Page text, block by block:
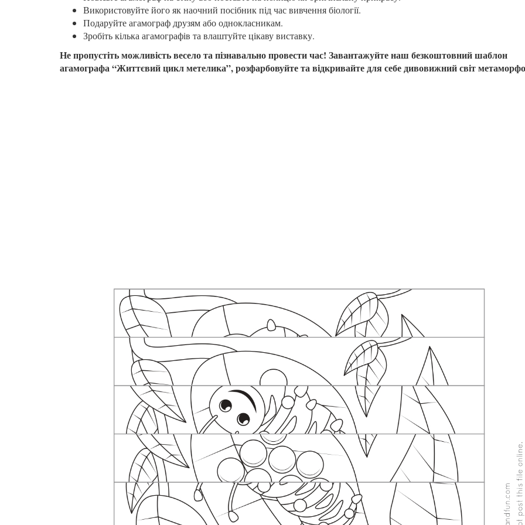
Використовуйте його як наочний посібник під час вивчення біології.
Подаруйте агамограф друзям або однокласникам.
Зробіть кілька агамографів та влаштуйте цікаву виставку.
Не пропустіть можливість весело та пізнавально провести час! Завантажуйте наш безкоштовний шаблон
агамографа “Життєвий цикл метелика”, розфарбовуйте та відкривайте для себе дивовижний світ